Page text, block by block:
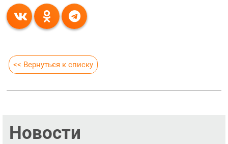
<< Вернуться к списку
Новости